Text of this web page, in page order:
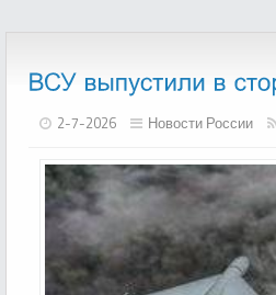
2-7-2026 Новости России